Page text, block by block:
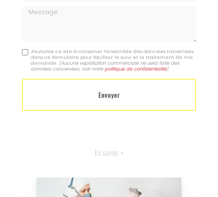
Message
J'autorise ce site à conserver l'ensemble des données transmises
dans ce formulaire pour faciliter le suivi et le traitement de ma
demande. (Aucune exploitation commerciale ne sera faite des
données concervées. Voir notrepolitique de confidentialité)
En savoir +